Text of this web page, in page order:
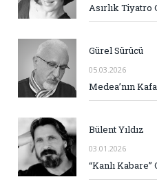
Asırlık Tiyatro
Gürel Sürücü
05.03.2026
Medea’nın
Bülent Yıldız
03.01.2026
“Kanlı